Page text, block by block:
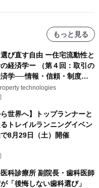
もっと見る
び直す自由 ー住宅流動性と
経済学ー （第４回：取引の
学──情報・信頼・制度を
はどう組み替えるか）｜
Lab
technologies
ら世界へ】トップランナーと
トレイルランニングイベン
で8月29日（土）開催
科診療所 副院長・歯科医師
「後悔しない歯科選び」